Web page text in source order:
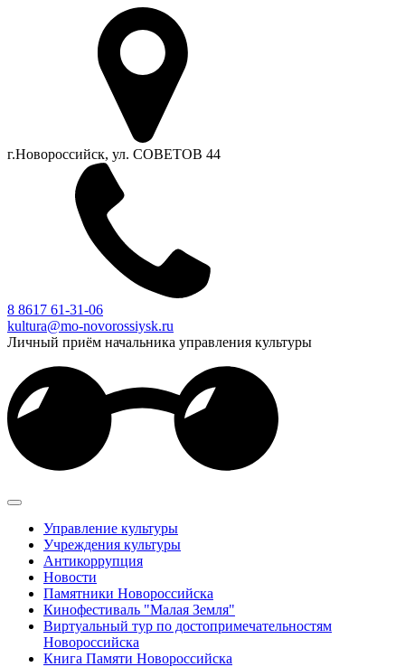
г.Новороссийск, ул. СОВЕТОВ 44
8 8617 61-31-06
kultura@mo-novorossiysk.ru
Личный приём начальника управления культуры
Управление культуры
Учреждения культуры
Антикоррупция
Новости
Памятники Новороссийска
Кинофестиваль "Малая Земля"
Виртуальный тур по достопримечательностям
Новороссийска
Книга Памяти Новороссийска